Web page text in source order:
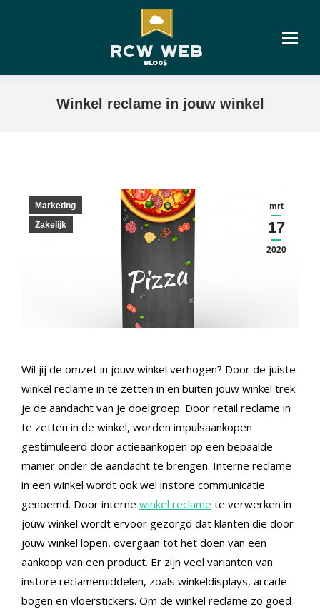
Winkel reclame in jouw winkel
mrt
17
2020
Marketing
Zakelijk
Wil jij de omzet in jouw winkel verhogen? Door de juiste
winkel reclame in te zetten in en buiten jouw winkel trek
je de aandacht van je doelgroep. Door retail reclame in
te zetten in de winkel, worden impulsaankopen
gestimuleerd door actieaankopen op een bepaalde
manier onder de aandacht te brengen. Interne reclame
in een winkel wordt ook wel instore communicatie
genoemd. Door interne winkel reclame te verwerken in
jouw winkel wordt ervoor gezorgd dat klanten die door
jouw winkel lopen, overgaan tot het doen van een
aankoop van een product. Er zijn veel varianten van
instore reclamemiddelen, zoals winkeldisplays, arcade
bogen en vloerstickers. Om de winkel reclame zo goed